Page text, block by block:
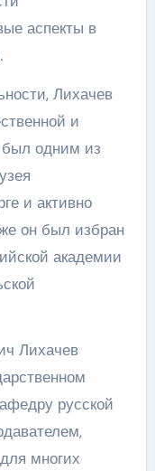
аспекты в
Лихачев
и
был одним из
и активно
он был избран
академии
Лихачев
русской
многих